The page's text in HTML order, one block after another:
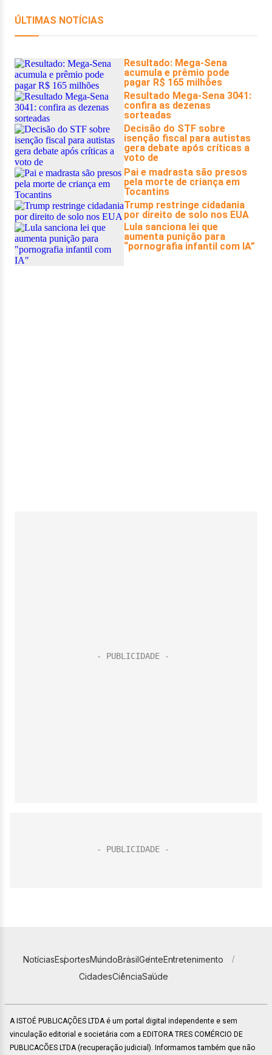
NotíciasEsportesMundoBrasilGenteEntretenimento
CidadesCiênciaSaúde
A ISTOÉ PUBLICAÇÕES LTDA é um portal digital independente e sem
vinculação editorial e societária com a EDITORA TRES COMÉRCIO DE
PUBLICACÕES LTDA (recuperação judicial). Informamos também que não